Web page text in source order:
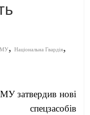
,Національна Гвардія,
затвердив нові
спецзасобів